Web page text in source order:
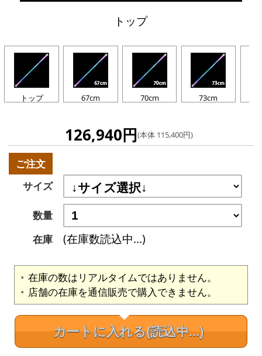
トップ
トップ 67cm 70cm 73cm
126,940円(本体 115,400円)
ご注文
サイズ
数量
在庫
(在庫数読込中...)
在庫の数はリアルタイムではありません。
店舗の在庫を通信販売で購入できません。
カートに入れる(読込中...)